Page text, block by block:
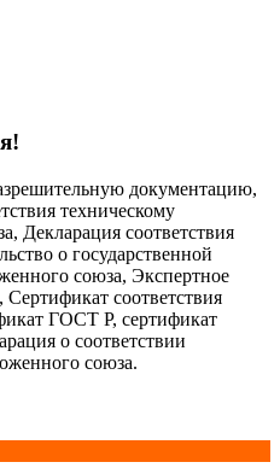
документацию,
техническому
Декларация соответствия
о государственной
союза, Экспертное
Сертификат соответствия
ГОСТ Р, сертификат
о соответствии
союза.